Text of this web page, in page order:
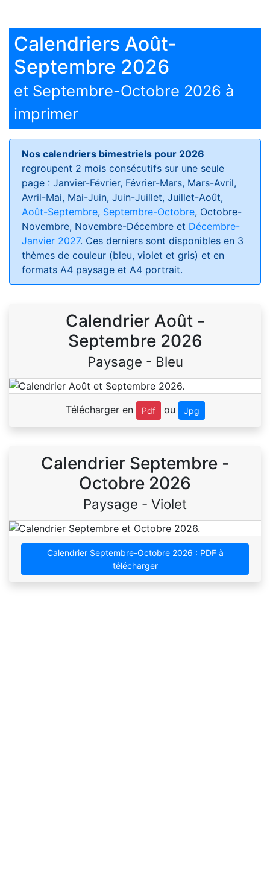
Calendriers Août-
Septembre 2026
et Septembre-Octobre 2026 à
imprimer
Nos calendriers bimestriels pour 2026
regroupent 2 mois consécutifs sur une seule
page : Janvier-Février, Février-Mars, Mars-Avril,
Avril-Mai, Mai-Juin, Juin-Juillet, Juillet-Août,
Août-Septembre, Septembre-Octobre, Octobre-
Novembre, Novembre-Décembre et Décembre-
Janvier 2027. Ces derniers sont disponibles en 3
thèmes de couleur (bleu, violet et gris) et en
formats A4 paysage et A4 portrait.
Calendrier Août -
Septembre 2026
Paysage - Bleu
Télécharger en Pdf ou Jpg
Calendrier Septembre -
Octobre 2026
Paysage - Violet
Calendrier Septembre-Octobre 2026 : PDF à
télécharger